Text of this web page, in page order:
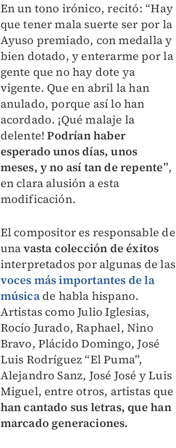
En un tono irónico, recitó: “Hay
que tener mala suerte ser por la
Ayuso premiado, con medalla y
bien dotado, y enterarme por la
gente que no hay dote ya
vigente. Que en abril la han
anulado, porque así lo han
acordado. ¡Qué malaje la
delente!Podrían haber
esperado unos días, unos
meses, y no así tan de repente”,
en clara alusión a esta
modificación.
El compositor es responsable de
unavasta colección de éxitos
interpretados por algunas de las
voces más importantes de la
músicade habla hispano.
Artistas como Julio Iglesias,
Rocío Jurado, Raphael, Nino
Bravo, Plácido Domingo, José
Luis Rodríguez “El Puma”,
Alejandro Sanz, José José y Luis
Miguel, entre otros, artistas que
han cantado sus letras, que han
marcado generaciones.